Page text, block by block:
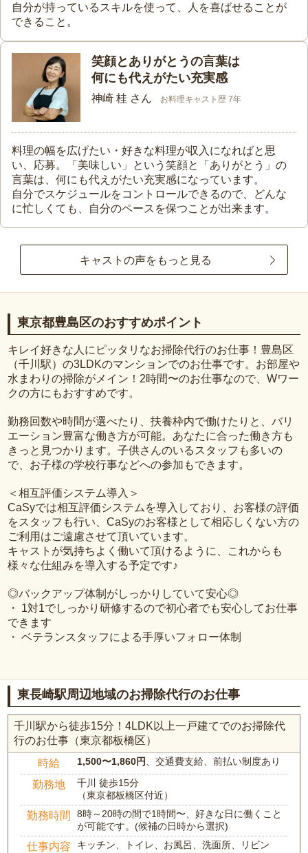
自分が持っているスキルを使って、人を喜ばせることが
できること。
笑顔とありがとうの言葉は
何にも代えがたい充実感
神崎 桂 さん お料理キャスト歴 7年
料理の幅を広げたい・好きな料理が収入になればと思
い、応募。「美味しい」という笑顔と「ありがとう」の
言葉は、何にも代えがたい充実感になっています。
自分でスケジュールをコントロールできるので、どんな
に忙しくても、自分のペースを保つことが出来ます。
キャストの声をもっと見る
東京都豊島区のおすすめポイント
キレイ好きな人にピッタリなお掃除代行のお仕事！豊島区
（千川駅）の3LDKのマンションでのお仕事です。お部屋や
水まわりの掃除がメイン！2時間〜のお仕事なので、Wワー
クの方にもおすすめです。
勤務回数や時間が選べたり、扶養枠内で働けたりと、バリ
エーション豊富な働き方が可能。あなたに合った働き方も
きっと見つかります。子供さんのいるスタッフも多いの
で、お子様の学校行事などへの参加もできます。
＜相互評価システム導入＞
CaSyでは相互評価システムを導入しており、お客様の評価
をスタッフも行い、CaSyのお客様として相応しくない方の
ご利用はご遠慮させて頂いています。
キャストが気持ちよく働いて頂けるように、これからも
様々な仕組みを導入する予定です♪
◎バックアップ体制がしっかりしていて安心◎
・ 1対1でしっかり研修するので初心者でも安心してお仕事
できます
・ ベテランスタッフによる手厚いフォロー体制
東長崎駅周辺地域のお掃除代行のお仕事
千川駅から徒歩15分！4LDK以上一戸建てでのお掃除代
行のお仕事（東京都板橋区）
時給 1,500〜1,860円、交通費支給、前払い制度あり
勤務地
千川 徒歩15分
（東京都板橋区付近）
勤務時間
8時～20時の間で1時間〜、好きな日に働くこと
が可能です。(候補の日時から選択)
仕事内容
キッチン、トイレ、お風呂、洗面所、リビン